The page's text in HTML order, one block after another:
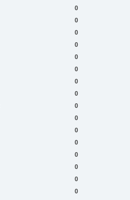
0
0
0
0
0
0
0
0
0
0
0
0
0
0
0
0